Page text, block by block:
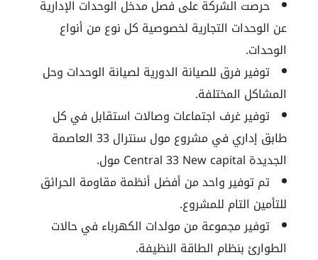
حرصت الشركة على فصل مدخل الوحدات الإدارية
عن الوحدات التجارية لخصوصية كل نوع من أنواع
الوحدات.
توفير فرق للصيانة الدورية لصيانة الوحدات وحل
المشاكل المختلفة.
توفير غرف اجتماعات وصالات استقابل في كل
طابق إداري في مشروع مول سنترال 33 العاصمة
الجديدة Central 33 New capital مول.
تم توفير واحد من أفضل أنظمة مقاومة الحرائق
للتأمين التام للمشروع.
توفير مجموعة من مولدات الكهرباء في حالات
الطوارئ بنظام الطاقة النظيفة.